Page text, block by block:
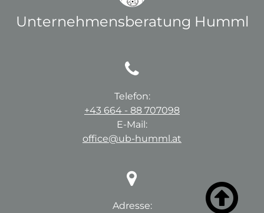

Unternehmensberatung Humml

Telefon:
+43 664 - 88 707098
E-Mail:
office@ub-humml.at

Adresse: